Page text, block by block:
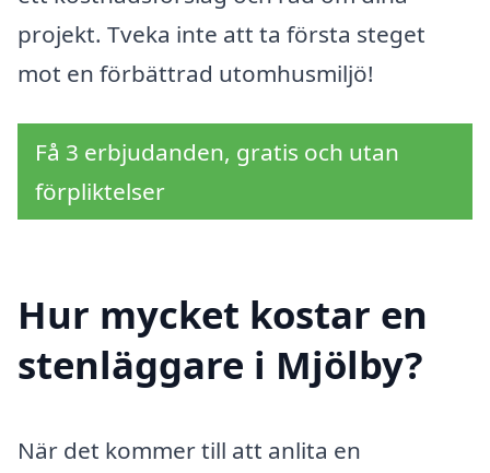
projekt. Tveka inte att ta första steget
mot en förbättrad utomhusmiljö!
Få 3 erbjudanden, gratis och utan
förpliktelser
Hur mycket kostar en
stenläggare i Mjölby?
När det kommer till att anlita en